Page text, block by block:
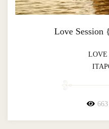
Love Session
LOVE
663